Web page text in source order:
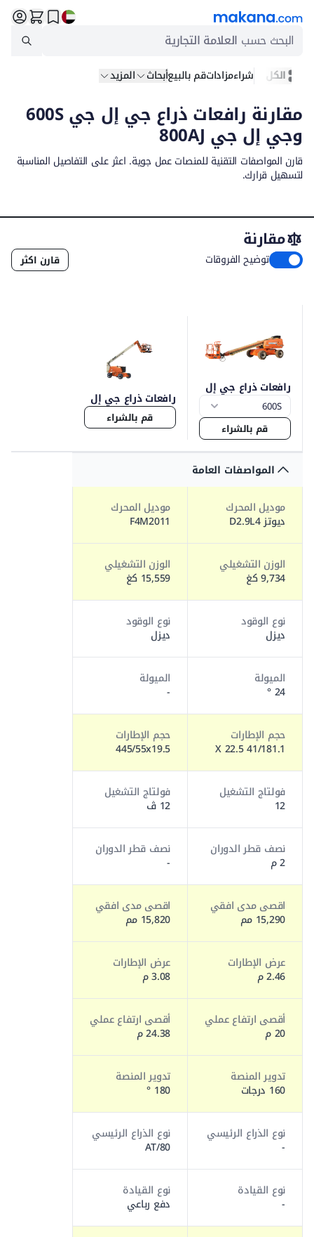
البحث حسب العلامة التجارية
الكل شراءمزاداتقم بالبيعأبحاث المزيد
مقارنة رافعات ذراع جي إل جي 600S
وجي إل جي 800AJ
قارن المواصفات التقنية للمنصات عمل جوية. اعثر على التفاصيل المناسبة
لتسهيل قرارك.
مقارنة
توضيح الفروقات قارن اكثر
رافعات ذراع جي إل
جي 600
قم بالشراء
رافعات ذراع جي إل
جي 800 قم بالشراء
المواصفات العامة
موديل المحرك
ديوتز D2.9L4
موديل المحرك
F4M2011
الوزن التشغيلي
9,734 كغ
الوزن التشغيلي
15,559 كغ
نوع الوقود
ديزل
نوع الوقود
ديزل
الميولة
24 °
الميولة
-
حجم الإطارات
41/181.1 X 22.5
حجم الإطارات
445/55x19.5
فولتاج التشغيل
12
فولتاج التشغيل
12 ڤ
نصف قطر الدوران
2 م
نصف قطر الدوران
-
اقصى مدى افقي
15,290 مم
اقصى مدى افقي
15,820 مم
عرض الإطارات
2.46 م
عرض الإطارات
3.08 م
أقصى ارتفاع عملي
20 م
أقصى ارتفاع عملي
24.38 م
تدوير المنصة
160 درجات
تدوير المنصة
180 °
نوع الذراع الرئيسي
-
نوع الذراع الرئيسي
AT/80
نوع القيادة
-
نوع القيادة
دفع رباعي